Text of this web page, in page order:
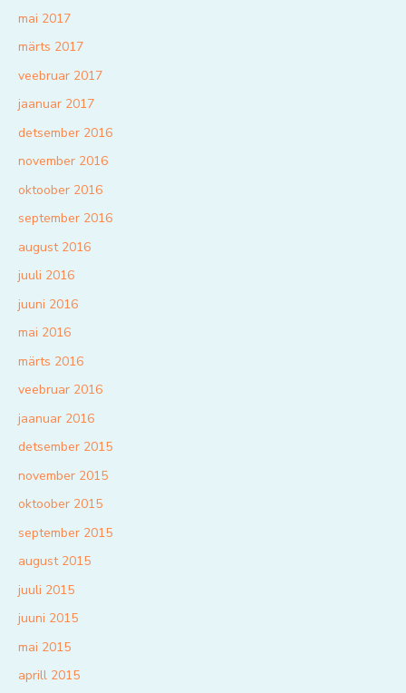
mai 2017
märts 2017
veebruar 2017
jaanuar 2017
detsember 2016
november 2016
oktoober 2016
september 2016
august 2016
juuli 2016
juuni 2016
mai 2016
märts 2016
veebruar 2016
jaanuar 2016
detsember 2015
november 2015
oktoober 2015
september 2015
august 2015
juuli 2015
juuni 2015
mai 2015
aprill 2015